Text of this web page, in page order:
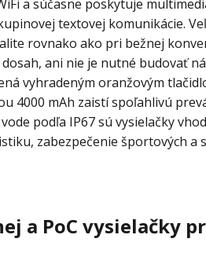
a súčasne poskytuje
textovej komunikácie.
rovnako ako pri bežnej
ani nie je nutné budovať
vyhradeným oranžovým
4000 mAh zaistí spoľahlivú
podľa IP67 sú vysielačky
zabezpečenie športových a
a PoC vysielačky